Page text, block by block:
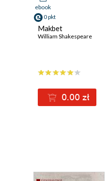
ebook
0 pkt
Makbet
William Shakespeare
0.00 zł